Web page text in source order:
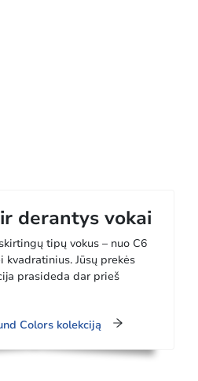
derantys vokai
tipų vokus – nuo C6
kvadratinius. Jūsų prekės
prasideda dar prieš
Colors kolekciją